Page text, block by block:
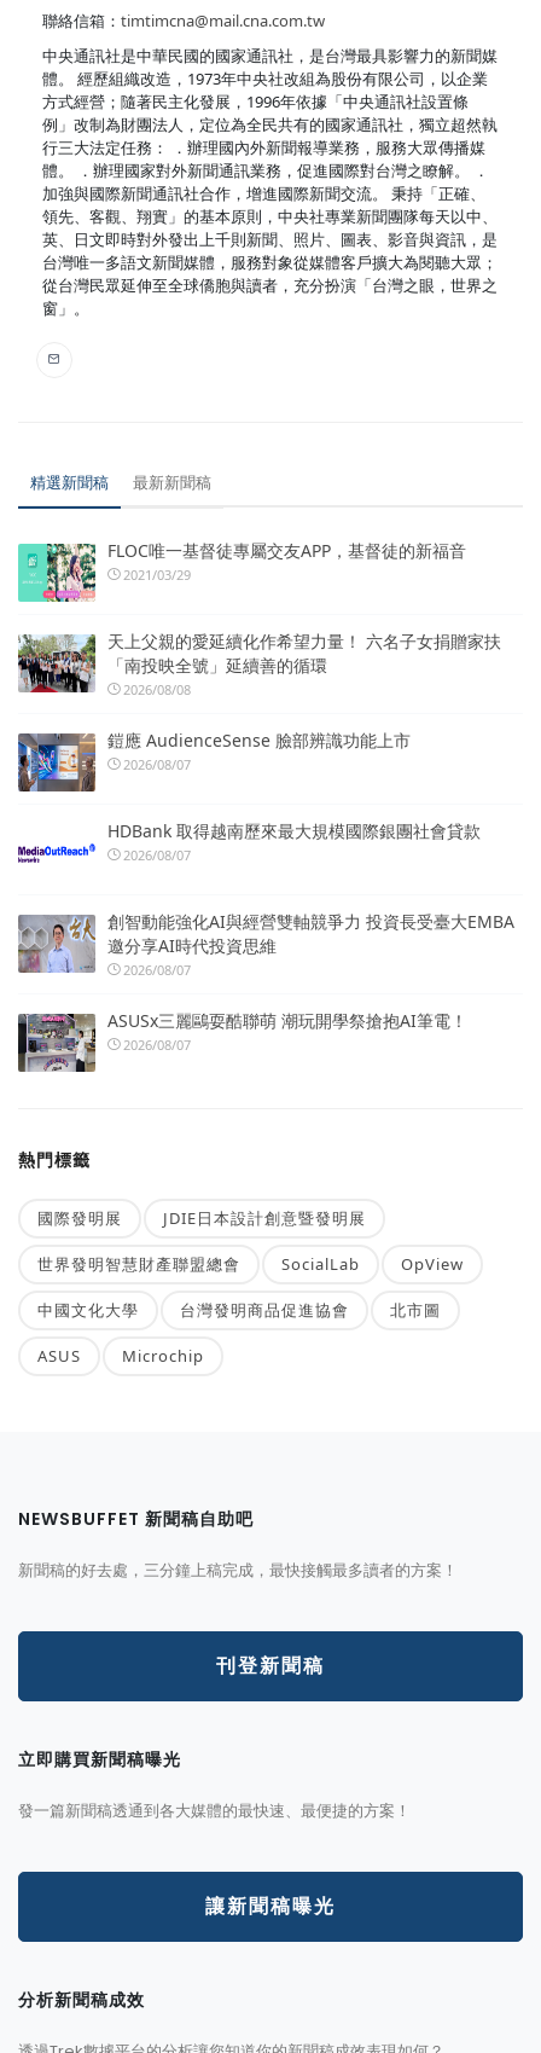
聯絡信箱： timtimcna@mail.cna.com.tw
中央通訊社是中華民國的國家通訊社，是台灣最具影響力的新聞媒
體。 經歷組織改造，1973年中央社改組為股份有限公司，以企業
方式經營；隨著民主化發展，1996年依據「中央通訊社設置條
例」改制為財團法人，定位為全民共有的國家通訊社，獨立超然執
行三大法定任務： ．辦理國內外新聞報導業務，服務大眾傳播媒
體。 ．辦理國家對外新聞通訊業務，促進國際對台灣之瞭解。 ．
加強與國際新聞通訊社合作，增進國際新聞交流。 秉持「正確、
領先、客觀、翔實」的基本原則，中央社專業新聞團隊每天以中、
英、日文即時對外發出上千則新聞、照片、圖表、影音與資訊，是
台灣唯一多語文新聞媒體，服務對象從媒體客戶擴大為閱聽大眾；
從台灣民眾延伸至全球僑胞與讀者，充分扮演「台灣之眼，世界之
窗」。
精選新聞稿 最新新聞稿
FLOC唯一基督徒專屬交友APP，基督徒的新福音
2021/03/29
天上父親的愛延續化作希望力量！ 六名子女捐贈家扶
「南投映全號」延續善的循環
2026/08/08
鎧應 AudienceSense 臉部辨識功能上市
2026/08/07
HDBank 取得越南歷來最大規模國際銀團社會貸款
2026/08/07
創智動能強化AI與經營雙軸競爭力 投資長受臺大EMBA
邀分享AI時代投資思維
2026/08/07
ASUSx三麗鷗耍酷聯萌 潮玩開學祭搶抱AI筆電！
2026/08/07
熱門標籤
國際發明展 JDIE日本設計創意暨發明展
世界發明智慧財產聯盟總會 SocialLab OpView
中國文化大學 台灣發明商品促進協會 北市圖
ASUS Microchip
NEWSBUFFET 新聞稿自助吧
新聞稿的好去處，三分鐘上稿完成，最快接觸最多讀者的方案！
刊登新聞稿
立即購買新聞稿曝光
發一篇新聞稿透通到各大媒體的最快速、最便捷的方案！
讓新聞稿曝光
分析新聞稿成效